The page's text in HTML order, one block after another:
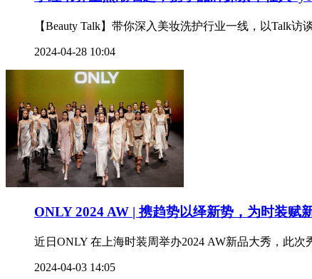
【Beauty Talk】带你深入美妆洗护行业一线，以Talk
2024-04-28 10:04
ONLY 2024 AW | 携趋势以绎新势，为时装赋
近日ONLY 在上海时装周举办2024 AW新品大秀，此
2024-04-03 14:05